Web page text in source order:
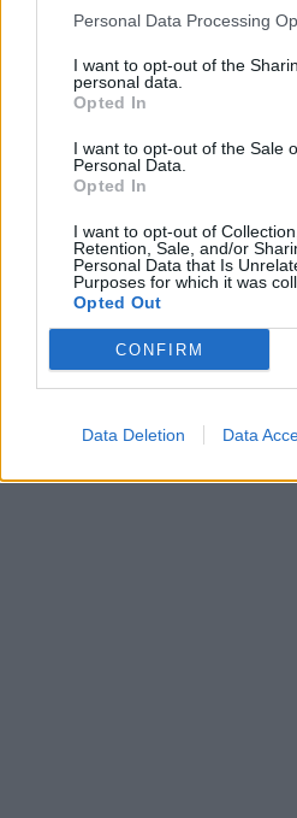
Personal Data Processing
I want to opt-out of the
personal data.
Opted In
I want to opt-out of the Sale
Personal Data.
Opted In
I want to opt-out of
Retention, Sale, and/or
Personal Data that Is
Purposes for which it was
Opted Out
CONFIRM
Data Deletion Data